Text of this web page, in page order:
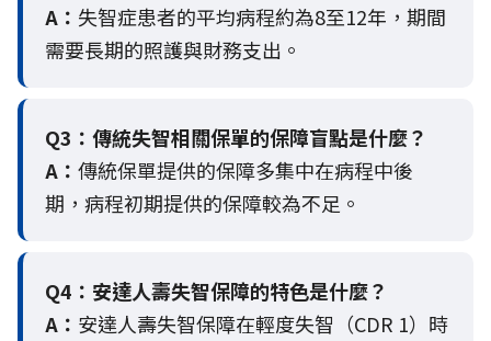
A： 失智症患者的平均病程約為8至12年，期間
需要長期的照護與財務支出。
Q3： 傳統失智相關保單的保障盲點是什麼？
A： 傳統保單提供的保障多集中在病程中後
期，病程初期提供的保障較為不足。
Q4： 安達人壽失智保障的特色是什麼？
A： 安達人壽失智保障在輕度失智（CDR 1）時